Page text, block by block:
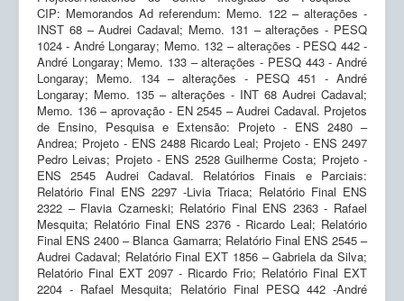
CIP: Memorandos Ad referendum: Memo. 122 – alterações -
INST 68 – Audrei Cadaval; Memo. 131 – alterações - PESQ
1024 - André Longaray; Memo. 132 – alterações - PESQ 442 -
André Longaray; Memo. 133 – alterações - PESQ 443 - André
Longaray; Memo. 134 – alterações - PESQ 451 - André
Longaray; Memo. 135 – alterações - INT 68 Audrei Cadaval;
Memo. 136 – aprovação - EN 2545 – Audrei Cadaval. Projetos
de Ensino, Pesquisa e Extensão: Projeto - ENS 2480 –
Andrea; Projeto - ENS 2488 Ricardo Leal; Projeto - ENS 2497
Pedro Leivas; Projeto - ENS 2528 Guilherme Costa; Projeto -
ENS 2545 Audrei Cadaval. Relatórios Finais e Parciais:
Relatório Final ENS 2297 -Livia Triaca; Relatório Final ENS
2322 – Flavia Czarneski; Relatório Final ENS 2363 - Rafael
Mesquita; Relatório Final ENS 2376 - Ricardo Leal; Relatório
Final ENS 2400 – Blanca Gamarra; Relatório Final ENS 2545 –
Audrei Cadaval; Relatório Final EXT 1856 – Gabriela da Silva;
Relatório Final EXT 2097 - Ricardo Frio; Relatório Final EXT
2204 - Rafael Mesquita; Relatório Final PESQ 442 -André